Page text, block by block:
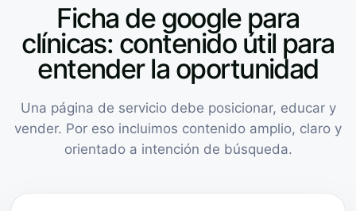
Ficha de google para
clínicas: contenido útil para
entender la oportunidad
Una página de servicio debe posicionar, educar y
vender. Por eso incluimos contenido amplio, claro y
orientado a intención de búsqueda.